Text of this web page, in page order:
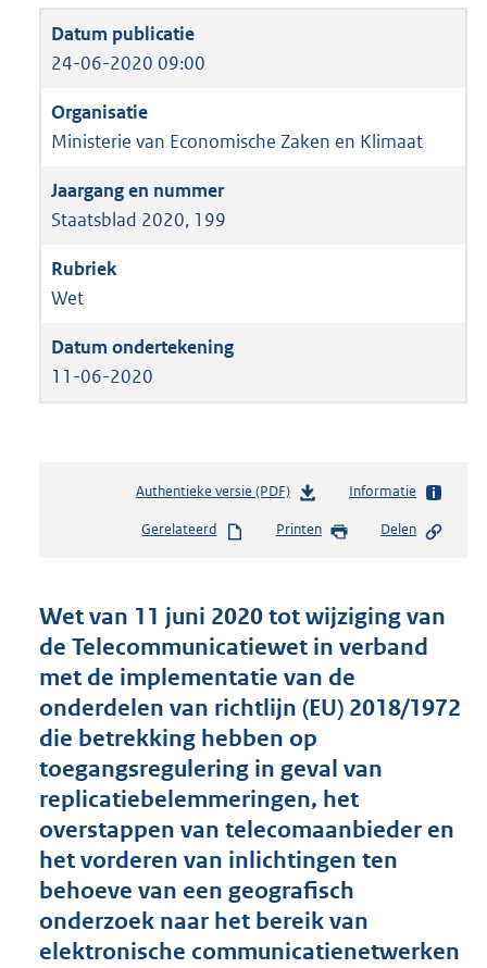
24-06-2020 09:00
Ministerie van Economische Zaken en Klimaat
Staatsblad 2020, 199
Wet
11-06-2020
Authentieke versie (PDF)b
s
d
s
g
o
o
t
e
:
5
K
b
Informatie
Gerelateerd Printen Delen
Wet van 11 juni 2020 tot wijziging van
de Telecommunicatiewet in verband
met de implementatie van de
onderdelen van richtlijn (EU) 2018/1972
die betrekking hebben op
toegangsregulering in geval van
replicatiebelemmeringen, het
overstappen van telecomaanbieder en
het vorderen van inlichtingen ten
behoeve van een geografisch
onderzoek naar het bereik van
elektronische communicatienetwerken